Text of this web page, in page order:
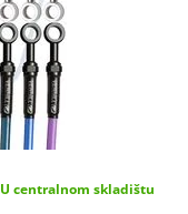
U centralnom skladištu